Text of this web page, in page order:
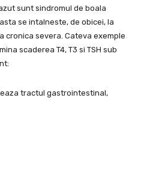
sunt sindromul de boala
se intalneste, de obicei, la
cronica severa. Cateva exemple
scaderea T4, T3 si TSH sub
tractul gastrointestinal,